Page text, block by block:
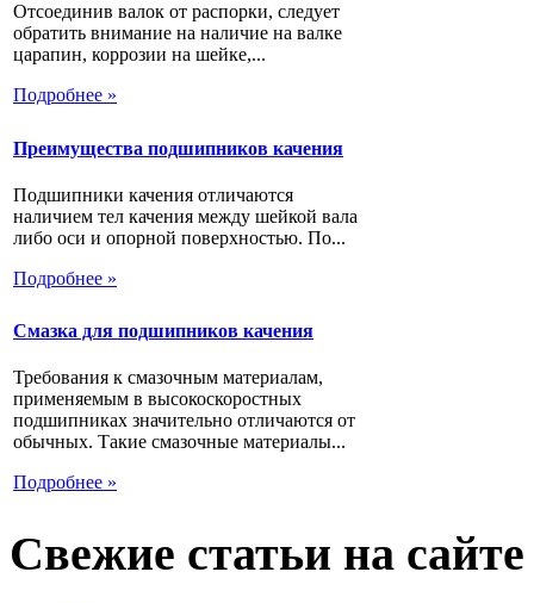
Отсоединив валок от распорки, следует
обратить внимание на наличие на валке
царапин, коррозии на шейке,...
Подробнее »
Преимущества подшипников качения
Подшипники качения отличаются
наличием тел качения между шейкой вала
либо оси и опорной поверхностью. По...
Подробнее »
Смазка для подшипников качения
Требования к смазочным материалам,
применяемым в высокоскоростных
подшипниках значительно отличаются от
обычных. Такие смазочные материалы...
Подробнее »
Свежие статьи на сайте